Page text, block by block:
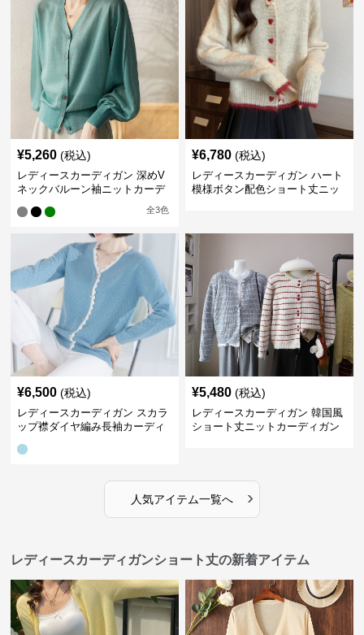
¥5,260 (税込)
レディースカーディガン 深めV
ネックバルーン袖ニットカーデ
全3色
¥6,780 (税込)
レディースカーディガン ハート
模様ボタン配色ショート丈ニッ
¥6,500 (税込)
レディースカーディガン スカラ
ップ襟ダイヤ編み長袖カーディ
¥5,480 (税込)
レディースカーディガン 韓国風
ショート丈ニットカーディガン
人気アイテム一覧へ ›
レディースカーディガンショート丈の新着アイテム